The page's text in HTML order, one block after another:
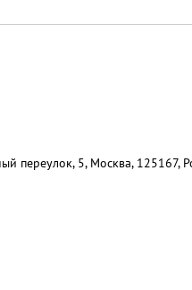
переулок, 5, Москва, 125167,